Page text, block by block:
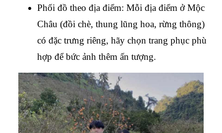
Phối đồ theo địa điểm: Mỗi địa điểm ở Mộc
Châu (đồi chè, thung lũng hoa, rừng thông)
có đặc trưng riêng, hãy chọn trang phục phù
hợp để bức ảnh thêm ấn tượng.